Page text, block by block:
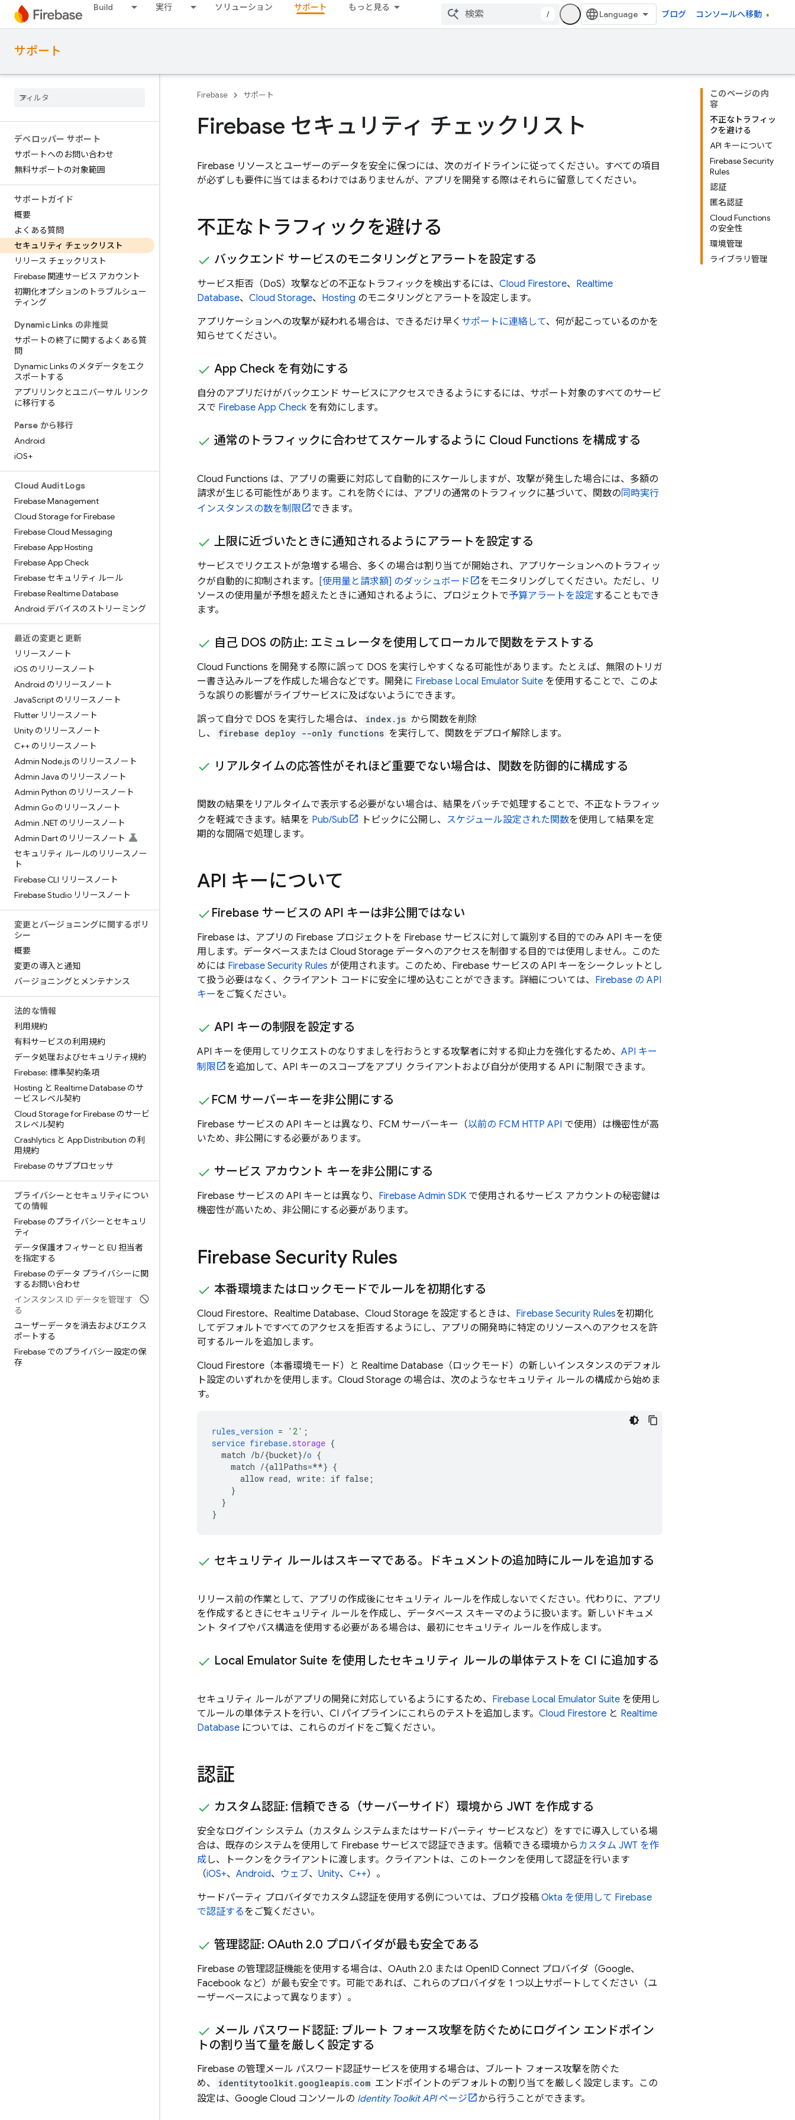
Build 実行 ソリューション サポート もっと見る
/ ブログ コンソールへ移動
サポート
デベロッパー サポート
サポートへのお問い合わせ
無料サポートの対象範囲
サポートガイド
概要
よくある質問
セキュリティ チェックリスト
リリース チェックリスト
Firebase 関連サービス アカウント
初期化オプションのトラブルシュー
ティング
Dynamic Links の非推奨
サポートの終了に関するよくある質
問
Dynamic Links のメタデータをエク
スポートする
アプリリンクとユニバーサル リンク
に移行する
Parse から移行
Android
iOS+
Cloud Audit Logs
Firebase Management
Cloud Storage for Firebase
Firebase Cloud Messaging
Firebase App Hosting
Firebase App Check
Firebase セキュリティ ルール
Firebase Realtime Database
Android デバイスのストリーミング
最近の変更と更新
リリースノート
iOS のリリースノート
Android のリリースノート
JavaScript のリリースノート
Flutter リリースノート
Unity のリリースノート
C++ のリリースノート
Admin Node.js のリリースノート
Admin Java のリリースノート
Admin Python のリリースノート
Admin Go のリリースノート
Admin .NET のリリースノート
Admin Dart のリリースノート
セキュリティ ルールのリリースノー
ト
Firebase CLI リリースノート
Firebase Studio リリースノート
変更とバージョニングに関するポリ
シー
概要
変更の導入と通知
バージョニングとメンテナンス
法的な情報
利用規約
有料サービスの利用規約
データ処理およびセキュリティ規約
Firebase: 標準契約条項
Hosting と Realtime Database のサ
ービスレベル契約
Cloud Storage for Firebase のサービ
スレベル契約
Crashlytics と App Distribution の利
用規約
Firebase のサブプロセッサ
プライバシーとセキュリティについ
ての情報
Firebase のプライバシーとセキュリ
ティ
データ保護オフィサーと EU 担当者
を指定する
Firebase のデータ プライバシーに関
するお問い合わせ
インスタンス ID データを管理す
る
ユーザーデータを消去およびエクス
ポートする
Firebase でのプライバシー設定の保
存
このページの内
容
不正なトラフィッ
クを避ける
API キーについて
Firebase Security
Rules
認証
匿名認証
Cloud Functions
の安全性
環境管理
ライブラリ管理
Firebase サポート
Firebase セキュリティ チェックリスト
Firebase リソースとユーザーのデータを安全に保つには、次のガイドラインに従ってください。すべての項目
が必ずしも要件に当てはまるわけではありませんが、アプリを開発する際はそれらに留意してください。
不正なトラフィックを避ける
バックエンド サービスのモニタリングとアラートを設定する
サービス拒否（DoS）攻撃などの不正なトラフィックを検出するには、 Cloud Firestore、 Realtime
Database、 Cloud Storage、 Hosting のモニタリングとアラートを設定します。
アプリケーションへの攻撃が疑われる場合は、できるだけ早く サポートに連絡して、何が起こっているのかを
知らせてください。
App Check を有効にする
自分のアプリだけがバックエンド サービスにアクセスできるようにするには、サポート対象のすべてのサービ
スで Firebase App Check を有効にします。
通常のトラフィックに合わせてスケールするように Cloud Functions を構成する
Cloud Functions は、アプリの需要に対応して自動的にスケールしますが、攻撃が発生した場合には、多額の
請求が生じる可能性があります。これを防ぐには、アプリの通常のトラフィックに基づいて、関数の同時実行
インスタンスの数を制限
できます。
上限に近づいたときに通知されるようにアラートを設定する
サービスでリクエストが急増する場合、多くの場合は割り当てが開始され、アプリケーションへのトラフィッ
クが自動的に抑制されます。
[使用量と請求額] のダッシュボード
をモニタリングしてください。ただし、リ
ソースの使用量が予想を超えたときに通知されるように、プロジェクトで予算アラートを設定することもでき
ます。
自己 DOS の防止: エミュレータを使用してローカルで関数をテストする
Cloud Functions を開発する際に誤って DOS を実行しやすくなる可能性があります。たとえば、無限のトリガ
ー書き込みループを作成した場合などです。開発に Firebase Local Emulator Suite を使用することで、このよ
うな誤りの影響がライブサービスに及ばないようにできます。
誤って自分で DOS を実行した場合は、
index.js から関数を削除
し、
firebase deploy --only functions を実行して、関数をデプロイ解除します。
リアルタイムの応答性がそれほど重要でない場合は、関数を防御的に構成する
関数の結果をリアルタイムで表示する必要がない場合は、結果をバッチで処理することで、不正なトラフィッ
クを軽減できます。結果を Pub/Sub トピックに公開し、 スケジュール設定された関数を使用して結果を定
期的な間隔で処理します。
API キーについて
Firebase サービスの API キーは非公開ではない
Firebase は、アプリの Firebase プロジェクトを Firebase サービスに対して識別する目的でのみ API キーを使
用します。データベースまたは Cloud Storage データへのアクセスを制御する目的では使用しません。このた
めには Firebase Security Rules が使用されます。このため、Firebase サービスの API キーをシークレットとし
て扱う必要はなく、クライアント コードに安全に埋め込むことができます。 詳細については、 Firebase の API
キーをご覧ください。
API キーの制限を設定する
API キーを使用してリクエストのなりすましを行おうとする攻撃者に対する抑止力を強化するため、 API キー
制限
を追加して、API キーのスコープをアプリ クライアントおよび自分が使用する API に制限できます。
FCM サーバーキーを非公開にする
Firebase サービスの API キーとは異なり、 FCM サーバーキー（以前の FCM HTTP API で使用）は機密性が高
いため、非公開にする必要があります。
サービス アカウント キーを非公開にする
Firebase サービスの API キーとは異なり、 Firebase Admin SDK で使用されるサービス アカウントの秘密鍵は
機密性が高いため、非公開にする必要があります。
Firebase Security Rules
本番環境またはロックモードでルールを初期化する
Cloud Firestore、 Realtime Database、 Cloud Storage を設定するときは、 Firebase Security Rulesを初期化
してデフォルトですべてのアクセスを拒否するようにし、アプリの開発時に特定のリソースへのアクセスを許
可するルールを追加します。
Cloud Firestore （本番環境モード）と Realtime Database （ロックモード）の新しいインスタンスのデフォル
ト設定のいずれかを使用します。 Cloud Storage の場合は、次のようなセキュリティ ルールの構成から始めま
す。
rules_version = '2' ;
service firebase. storage {
match /b/{bucket}/o {
match /{allPaths=**} {
allow read, write : if false ;
}
}
}
セキュリティ ルールはスキーマである。ドキュメントの追加時にルールを追加する
リリース前の作業として、アプリの作成後にセキュリティ ルールを作成しないでください。代わりに、アプリ
を作成するときにセキュリティ ルールを作成し、データベース スキーマのように扱います。新しいドキュメ
ント タイプやパス構造を使用する必要がある場合は、最初にセキュリティ ルールを作成します。
Local Emulator Suite を使用したセキュリティ ルールの単体テストを CI に追加する
セキュリティ ルールがアプリの開発に対応しているようにするため、 Firebase Local Emulator Suite を使用し
てルールの単体テストを行い、CI パイプラインにこれらのテストを追加します。 Cloud Firestore と Realtime
Database については、これらのガイドをご覧ください。
認証
カスタム認証: 信頼できる（サーバーサイド）環境から JWT を作成する
安全なログイン システム（カスタム システムまたはサードパーティ サービスなど）をすでに導入している場
合は、既存のシステムを使用して Firebase サービスで認証できます。信頼できる環境から カスタム JWT を作
成し、トークンをクライアントに渡します。クライアントは、このトークンを使用して認証を行います
（iOS+、 Android、 ウェブ、 Unity、 C++）。
サードパーティ プロバイダでカスタム認証を使用する例については、ブログ投稿 Okta を使用して Firebase
で認証するをご覧ください。
管理認証: OAuth 2.0 プロバイダが最も安全である
Firebase の管理認証機能を使用する場合は、OAuth 2.0 または OpenID Connect プロバイダ（Google、
Facebook など）が最も安全です。可能であれば、これらのプロバイダを 1 つ以上サポートしてください（ユ
ーザーベースによって異なります）。
メール パスワード認証: ブルート フォース攻撃を防ぐためにログイン エンドポイン
トの割り当て量を厳しく設定する
Firebase の管理メール パスワード認証サービスを使用する場合は、ブルート フォース攻撃を防ぐた
め、
identitytoolkit.googleapis.com エンドポイントのデフォルトの割り当てを厳しく設定します。この
設定は、 Google Cloud コンソールの Identity Toolkit APIページ から行うことができます。